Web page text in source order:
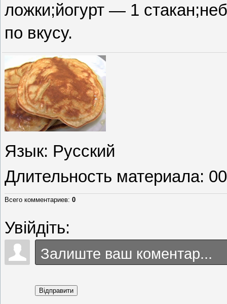
ложки;йогурт — 1
по вкусу.
Язык: Русский
Длительность материала:
Всего комментариев: 0
Увійдіть:
Відправити